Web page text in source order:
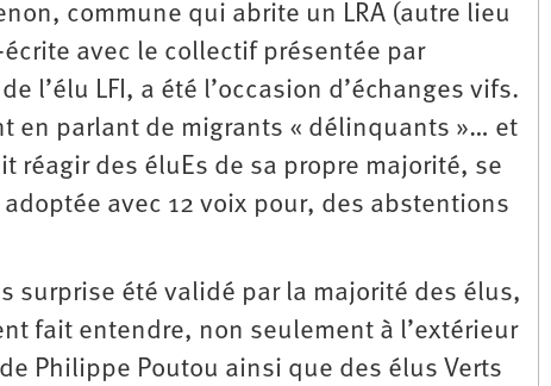
commune qui abrite un LRA (autre lieu
avec le collectif présentée par
l’élu LFI, a été l’occasion d’échanges vifs.
en parlant de migrants « délinquants »… et
réagir des éluEs de sa propre majorité, se
avec 12 voix pour, des abstentions
surprise été validé par la majorité des élus,
fait entendre, non seulement à l’extérieur
Philippe Poutou ainsi que des élus Verts